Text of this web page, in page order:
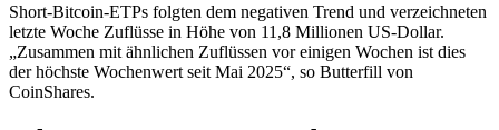
Short-Bitcoin-ETPs folgten dem negativen Trend und verzeichneten
letzte Woche Zuflüsse in Höhe von 11,8 Millionen US-Dollar.
„Zusammen mit ähnlichen Zuflüssen vor einigen Wochen ist dies
der höchste Wochenwert seit Mai 2025“, so Butterfill von
CoinShares.